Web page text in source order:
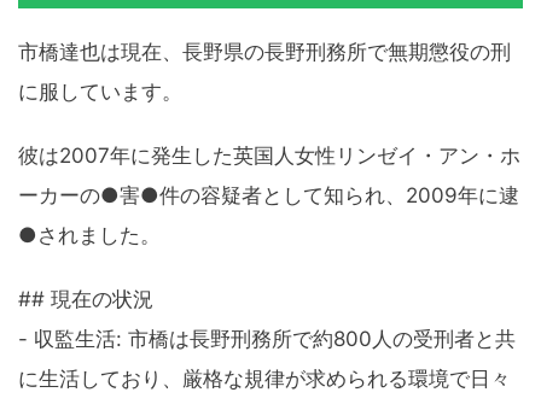
市橋達也は現在、長野県の長野刑務所で無期懲役の刑
に服しています。
彼は2007年に発生した英国人女性リンゼイ・アン・ホ
ーカーの●害●件の容疑者として知られ、2009年に逮
●されました。
## 現在の状況
- 収監生活: 市橋は長野刑務所で約800人の受刑者と共
に生活しており、厳格な規律が求められる環境で日々